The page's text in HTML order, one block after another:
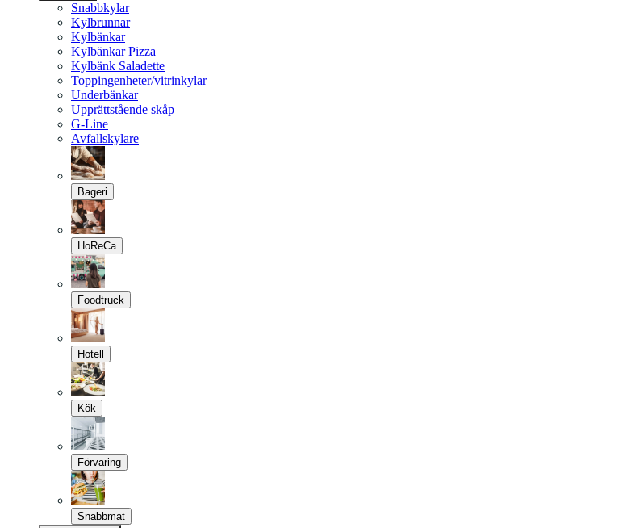
Snabbkylar
Kylbrunnar
Kylbänkar
Kylbänkar Pizza
Kylbänk Saladette
Toppingenheter/vitrinkylar
Underbänkar
Upprättstående skåp
G-Line
Avfallskylare
Bageri
HoReCa
Foodtruck
Hotell
Kök
Förvaring
Snabbmat